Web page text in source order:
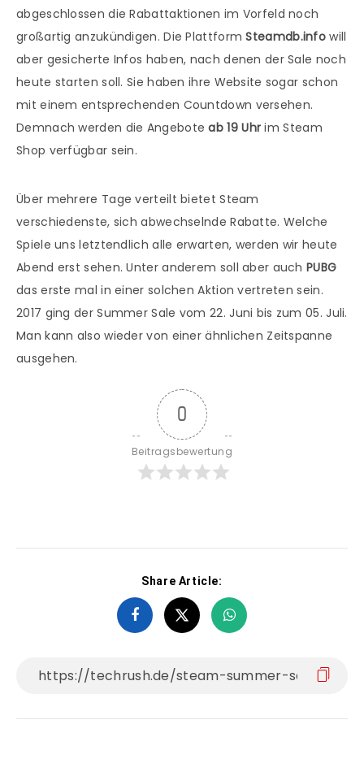
abgeschlossen die Rabattaktionen im Vorfeld noch
großartig anzukündigen. Die PlattformSteamdb.info will
aber gesicherte Infos haben, nach denen der Sale noch
heute starten soll. Sie haben ihre Website sogar schon
mit einem entsprechenden Countdown versehen.
Demnach werden die Angeboteab 19 Uhr im Steam
Shop verfügbar sein.
Über mehrere Tage verteilt bietet Steam
verschiedenste, sich abwechselnde Rabatte. Welche
Spiele uns letztendlich alle erwarten, werden wir heute
Abend erst sehen. Unter anderem soll aber auchPUBG
das erste mal in einer solchen Aktion vertreten sein.
2017 ging der Summer Sale vom 22. Juni bis zum 05. Juli.
Man kann also wieder von einer ähnlichen Zeitspanne
ausgehen.
0
Beitragsbewertung
Share Article: